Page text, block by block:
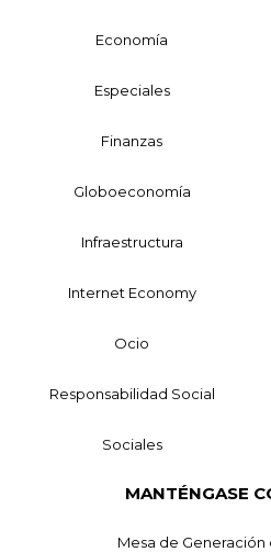
Economía
Especiales
Finanzas
Globoeconomía
Infraestructura
Internet Economy
Ocio
Responsabilidad Social
Sociales
MANTÉNGASE
Mesa de